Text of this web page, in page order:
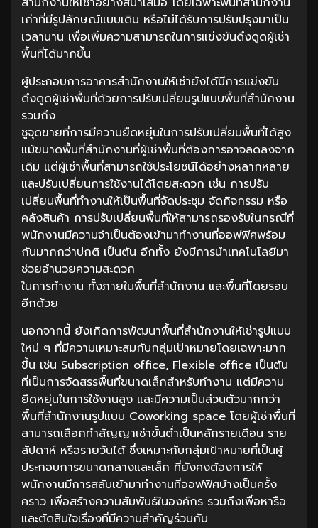
เก่าที่มีรูปลักษณ์แบบเดิม หรือไม่ได้รับการปรับปรุงมาเป็น
เวลานาน เพื่อเพิ่มความสามารถในการแข่งขันดึงดูดผู้เช่า
พื้นที่ได้มากขึ้น
ผู้ประกอบการอาคารสำนักงานให้เช่ายังได้มีการแข่งขัน
ดึงดูดผู้เช่าพื้นที่ด้วยการปรับเปลี่ยนรูปแบบพื้นที่สำนักงาน
รวมถึง
ชูจุดขายที่การมีความยืดหยุ่นในการปรับเปลี่ยนพื้นที่ได้สูง
แม้ขนาดพื้นที่สำนักงานที่ผู้เช่าพื้นที่ต้องการอาจลดลงจาก
เดิม แต่ผู้เช่าพื้นที่สามารถใช้ประโยชน์ได้อย่างหลากหลาย
และปรับเปลี่ยนการใช้งานได้โดยสะดวก เช่น การปรับ
เปลี่ยนพื้นที่ทำงานให้เป็นพื้นที่จัดประชุม จัดกิจกรรม หรือ
คลังสินค้า การปรับเปลี่ยนพื้นที่ให้สามารถรองรับในกรณีที่
พนักงานมีความจำเป็นต้องเข้ามาทำงานที่ออฟฟิศพร้อม
กันมากกว่าปกติ เป็นต้น อีกทั้ง ยังมีการนำเทคโนโลยีมา
ช่วยอำนวยความสะดวก
ในการทำงาน ทั้งภายในพื้นที่สำนักงาน และพื้นที่โดยรอบ
อีกด้วย
นอกจากนี้ ยังเกิดการพัฒนาพื้นที่สำนักงานให้เช่ารูปแบบ
ใหม่ ๆ ที่มีความเหมาะสมกับกลุ่มเป้าหมายโดยเฉพาะมาก
ขึ้น เช่น Subscription office, Flexible office เป็นต้น
ที่เป็นการจัดสรรพื้นที่ขนาดเล็กสำหรับทำงาน แต่มีความ
ยืดหยุ่นในการใช้งานสูง และมีความเป็นส่วนตัวมากกว่า
พื้นที่สำนักงานรูปแบบ Coworking space โดยผู้เช่าพื้นที่
สามารถเลือกทำสัญญาเช่าขั้นต่ำเป็นหลักรายเดือน ราย
สัปดาห์ หรือรายวันได้ ซึ่งเหมาะกับกลุ่มเป้าหมายที่เป็นผู้
ประกอบการขนาดกลางและเล็ก ที่ยังคงต้องการให้
พนักงานมีการสลับเข้ามาทำงานที่ออฟฟิศบ้างเป็นครั้ง
คราว เพื่อสร้างความสัมพันธ์ในองค์กร รวมถึงเพื่อหารือ
และตัดสินใจเรื่องที่มีความสำคัญร่วมกัน